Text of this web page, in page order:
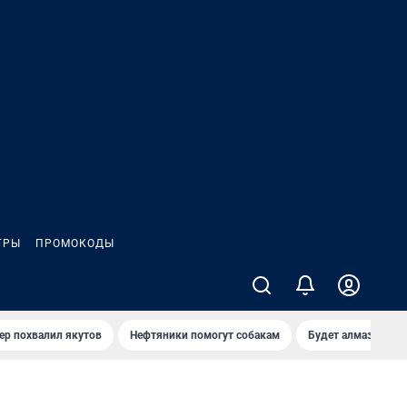
ПРОМОКОДЫ
похвалил якутов Нефтяники помогут собакам Будет алмазный